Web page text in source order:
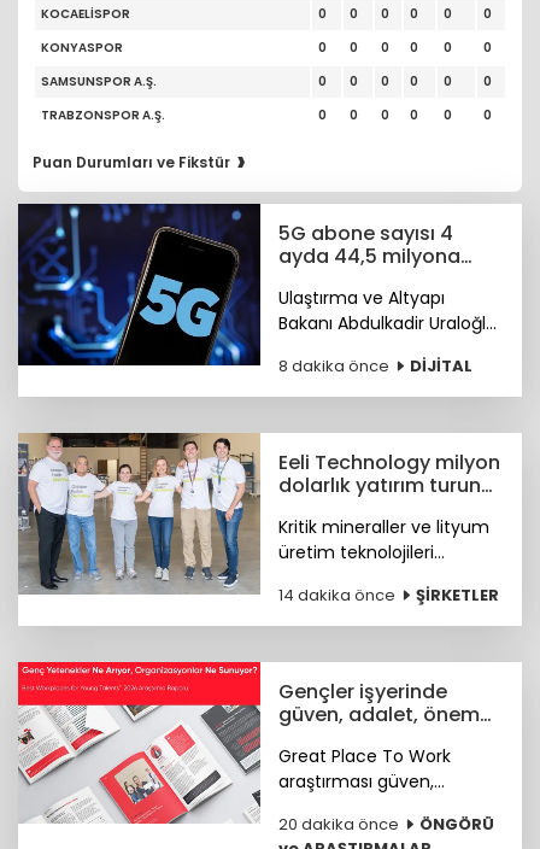
KOCAELİSPOR
0 0 0 0 0
0
KONYASPOR
0 0 0 0 0
0
SAMSUNSPOR A.Ş.
0 0 0 0 0
0
TRABZONSPOR A.Ş.
0 0 0 0 0 0
Puan Durumları ve Fikstür ›
5G abone sayısı 4
ayda 44,5 milyona
Ulaştırma ve Altyapı
Bakanı Abdulkadir Uraloğlu,
44,5 milyona ulaştığını
bildirdi.
8 dakika önce DİJİTAL
Eeli Technology milyon
dolarlık yatırım turunu
Kritik mineraller ve lityum
üretim teknolojileri
toplam 2 milyon dolar
tutarındaki tohum öncesi
14 dakika önce ŞİRKETLER
Gençler işyerinde
güven, adalet, önem
Great Place To Work
araştırması güven,
sağlık, anlam ve yapay
20 dakika önce
ÖNGÖRÜ